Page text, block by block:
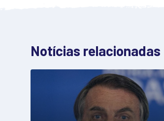
Notícias relacionadas